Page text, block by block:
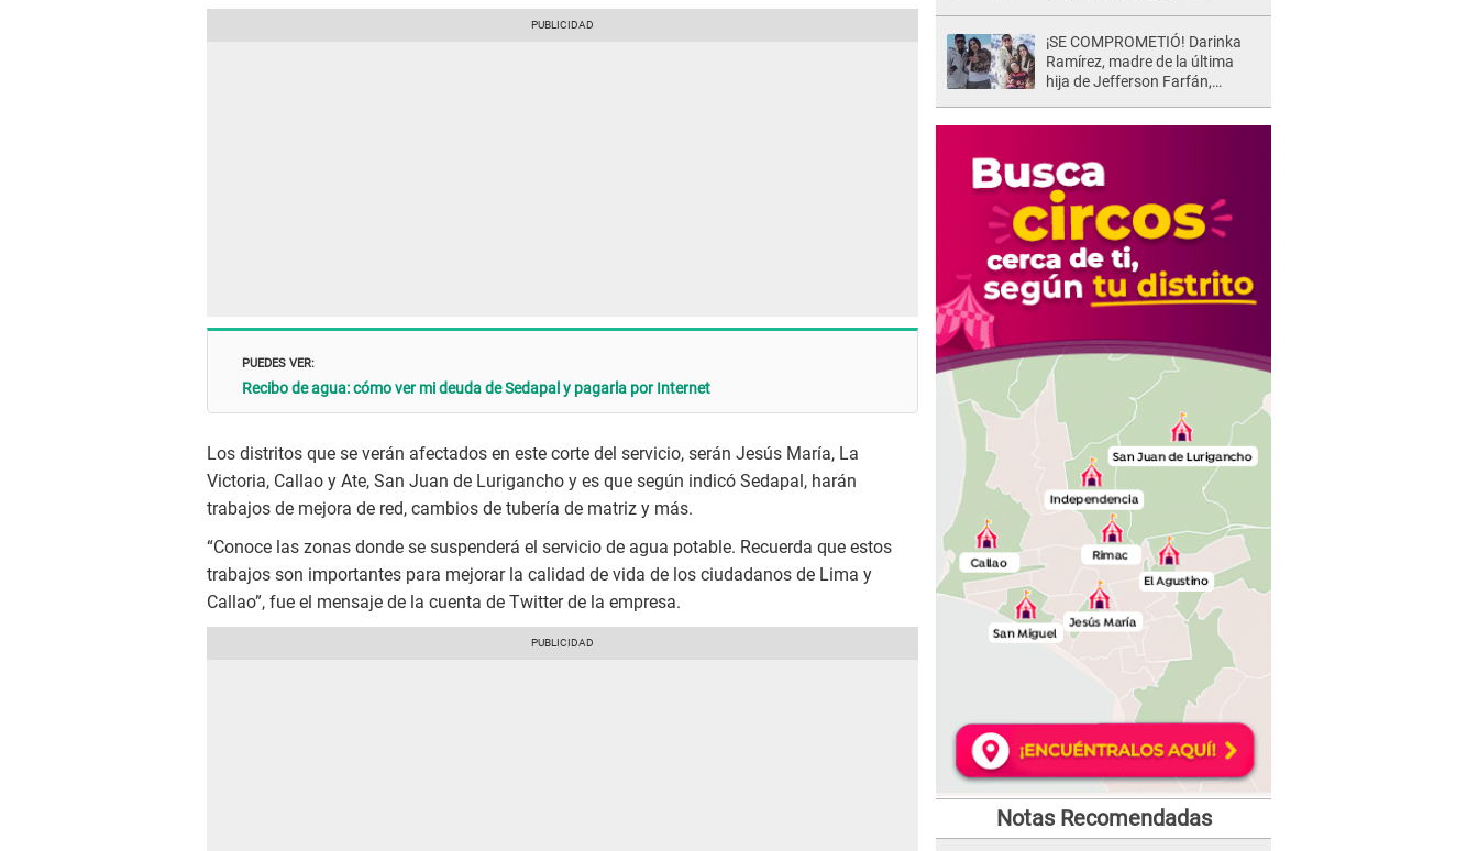
PUEDES VER:
Recibo de agua: cómo ver mi deuda de Sedapal y pagarla por Internet
Los distritos que se verán afectados en este corte del servicio, serán Jesús María, La
Victoria, Callao y Ate, San Juan de Lurigancho y es que según indicó Sedapal, harán
trabajos de mejora de red, cambios de tubería de matriz y más.
“Conoce las zonas donde se suspenderá el servicio de agua potable. Recuerda que estos
trabajos son importantes para mejorar la calidad de vida de los ciudadanos de Lima y
Callao”, fue el mensaje de la cuenta de Twitter de la empresa.
Saldaña, pese a tener pareja
¡SE COMPROMETIÓ! Darinka
Ramírez, madre de la última
hija de Jefferson Farfán,
Notas Recomendadas